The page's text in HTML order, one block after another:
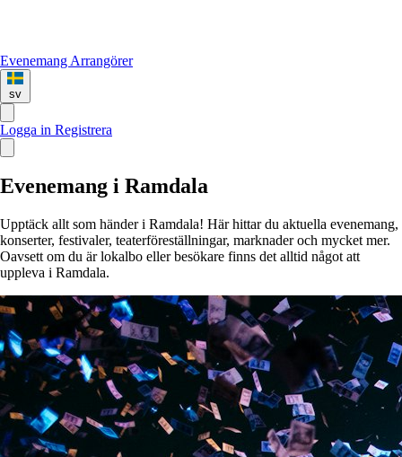
Evenemang Arrangörer
sv
Logga in Registrera
Evenemang i Ramdala
Upptäck allt som händer i Ramdala! Här hittar du aktuella evenemang,
konserter, festivaler, teaterföreställningar, marknader och mycket mer.
Oavsett om du är lokalbo eller besökare finns det alltid något att
uppleva i Ramdala.